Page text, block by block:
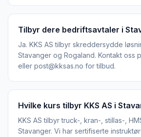
Tilbyr dere bedriftsavtaler i
Ja. KKS AS tilbyr skreddersydde
Stavanger og Rogaland. Kontakt oss
eller post@kksas.no for tilbud.
Hvilke kurs tilbyr KKS AS i
KKS AS tilbyr truck-, kran-, stillas-,
Stavanger. Vi har sertifiserte